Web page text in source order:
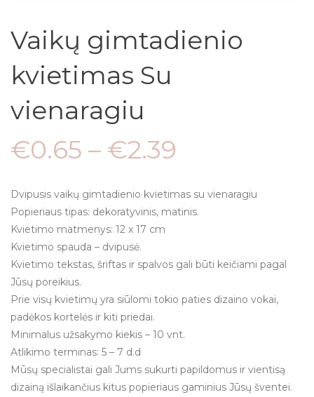
Vaikų gimtadienio
kvietimas Su
vienaragiu
€0.65 – €2.39
Dvipusis vaikų gimtadienio kvietimas su vienaragiu
Popieriaus tipas: dekoratyvinis, matinis.
Kvietimo matmenys: 12 x 17 cm
Kvietimo spauda – dvipusė.
Kvietimo tekstas, šriftas ir spalvos gali būti keičiami pagal
Jūsų poreikius.
Prie visų kvietimų yra siūlomi tokio paties dizaino vokai,
padėkos kortelės ir kiti priedai.
Minimalus užsakymo kiekis – 10 vnt.
Atlikimo terminas: 5 – 7 d.d
Mūsų specialistai gali Jums sukurti papildomus ir vientisą
dizainą išlaikančius kitus popieriaus gaminius Jūsų šventei.